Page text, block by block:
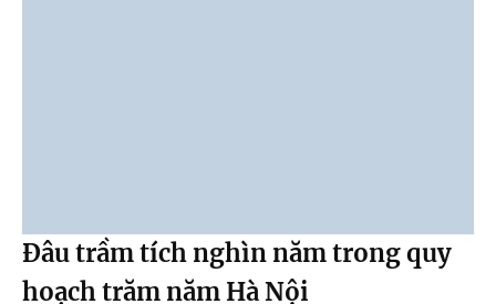
Đâu trầm tích nghìn năm trong quy
hoạch trăm năm Hà Nội